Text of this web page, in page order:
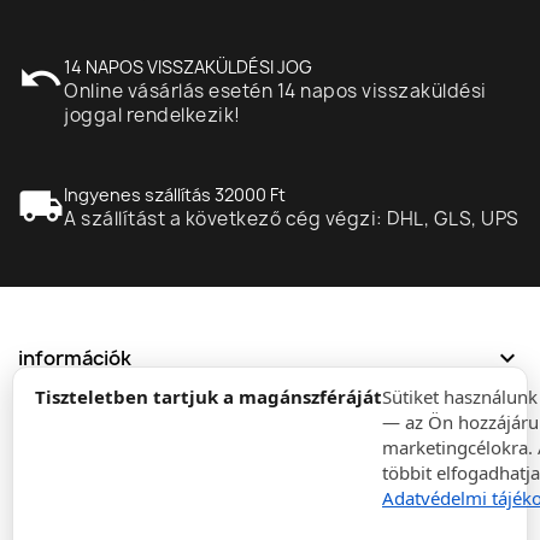
Tiszteletben tartjuk a magánszférájátSütiket
— az Ön
marketingcélokra.
többit
Adatvédelmi
undo14 NAPOS VISSZAKÜLDÉSI JOG
Online vásárlás esetén 14 napos visszaküldési
joggal rendelkezik!
local_shippingIngyenes szállítás 32000 Ft
A szállítást a következő cég végzi: DHL, GLS, UPS
információk expand_more
expand_more
expand_more